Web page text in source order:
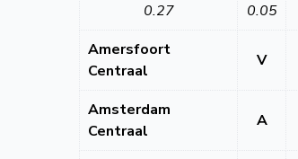
0.27
0.05
Amersfoort
Centraal
V
Amsterdam
Centraal
A